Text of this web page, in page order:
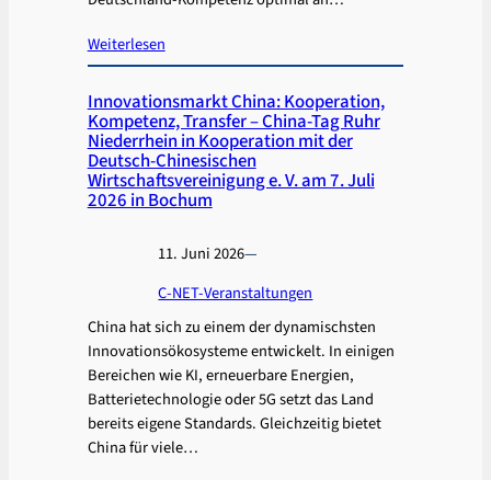
Weiterlesen
Innovationsmarkt China: Kooperation,
Kompetenz, Transfer – China-Tag Ruhr
Niederrhein in Kooperation mit der
Deutsch-Chinesischen
Wirtschaftsvereinigung e. V. am 7. Juli
2026 in Bochum
11. Juni 2026—
C-NET-Veranstaltungen
China hat sich zu einem der dynamischsten
Innovationsökosysteme entwickelt. In einigen
Bereichen wie KI, erneuerbare Energien,
Batterietechnologie oder 5G setzt das Land
bereits eigene Standards. Gleichzeitig bietet
China für viele…